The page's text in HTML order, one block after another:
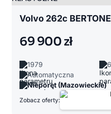
69 900 zł
1979
Automatyczna
Nieporęt (Mazowieckie)
Zobacz oferty: